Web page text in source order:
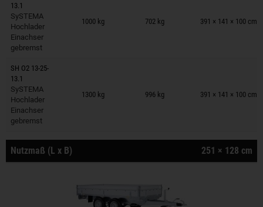
13.1
SySTEMA
Hochlader
Einachser
gebremst
1000 kg 702 kg 391 × 141 × 100 cm
Anhänger auf Merkzettel
SH O2 13-25-
13.1
SySTEMA
Hochlader
Einachser
gebremst
1300 kg 996 kg 391 × 141 × 100 cm
Anhänger auf Merkzettel
Nutzmaß (L x B) 251 × 128 cm